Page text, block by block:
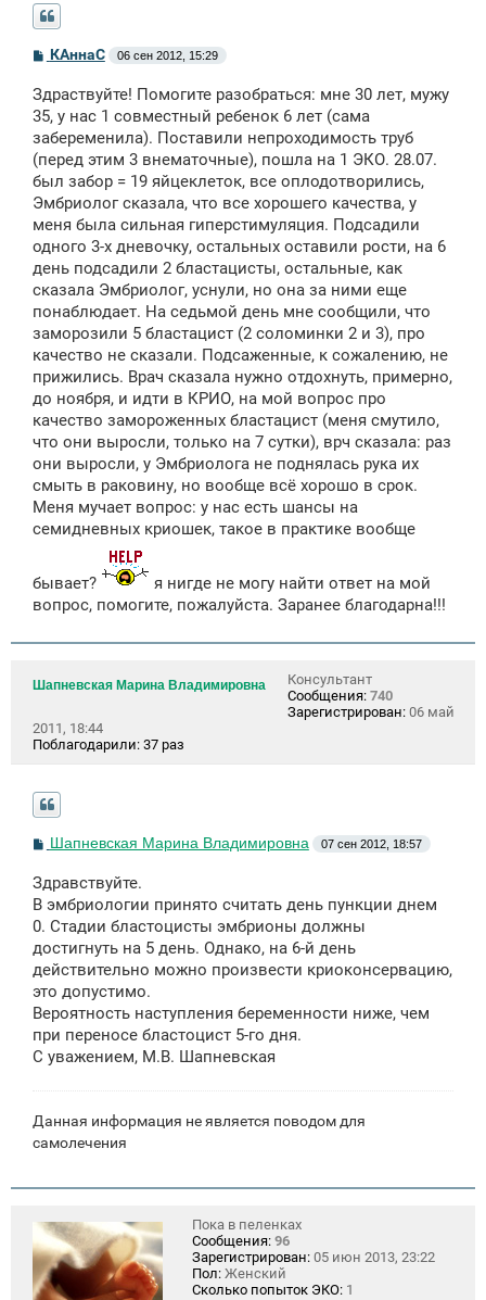
С
б
щ
е
н
и
КАннаС 06 сен 2012, 15:29
Здраствуйте! Помогите разобраться: мне 30 лет, мужу
35, у нас 1 совместный ребенок 6 лет (сама
забеременила). Поставили непроходимость труб
(перед этим 3 внематочные), пошла на 1 ЭКО. 28.07.
был забор = 19 яйцеклеток, все оплодотворились,
Эмбриолог сказала, что все хорошего качества, у
меня была сильная гиперстимуляция. Подсадили
одного 3-х дневочку, остальных оставили рости, на 6
день подсадили 2 бластацисты, остальные, как
сказала Эмбриолог, уснули, но она за ними еще
понаблюдает. На седьмой день мне сообщили, что
заморозили 5 бластацист (2 соломинки 2 и 3), про
качество не сказали. Подсаженные, к сожалению, не
прижились. Врач сказала нужно отдохнуть, примерно,
до ноября, и идти в КРИО, на мой вопрос про
качество замороженных бластацист (меня смутило,
что они выросли, только на 7 сутки), врч сказала: раз
они выросли, у Эмбриолога не поднялась рука их
смыть в раковину, но вообще всё хорошо в срок.
Меня мучает вопрос: у нас есть шансы на
семидневных криошек, такое в практике вообще
бывает?
я нигде не могу найти ответ на мой
вопрос, помогите, пожалуйста. Заранее благодарна!!!
Шапневская Марина Владимировна
Консультант
Сообщения: 740
Зарегистрирован: 06 май
2011, 18:44
Поблагодарили: 37 раз
С
б
щ
н
и
Шапневская Марина Владимировна 07 сен 2012, 18:57
Здравствуйте.
В эмбриологии принято считать день пункции днем
0. Стадии бластоцисты эмбрионы должны
достигнуть на 5 день. Однако, на 6-й день
действительно можно произвести криоконсервацию,
это допустимо.
Вероятность наступления беременности ниже, чем
при переносе бластоцист 5-го дня.
С уважением, М.В. Шапневская
Данная информация не является поводом для
самолечения
Пока в пеленках
Сообщения: 96
Зарегистрирован: 05 июн 2013, 23:22
Пол: Женский
Сколько попыток ЭКО: 1